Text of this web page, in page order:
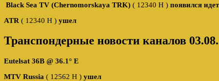
Black Sea TV (Chernomorskaya TRK) ( 12340 H ) появился
ATR ( 12340 H ) ушел
Транспондерные новости каналов
Eutelsat 36B @ 36.1° E
MTV Russia ( 12562 H ) ушел